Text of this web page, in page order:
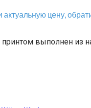
цену,
выполнен из